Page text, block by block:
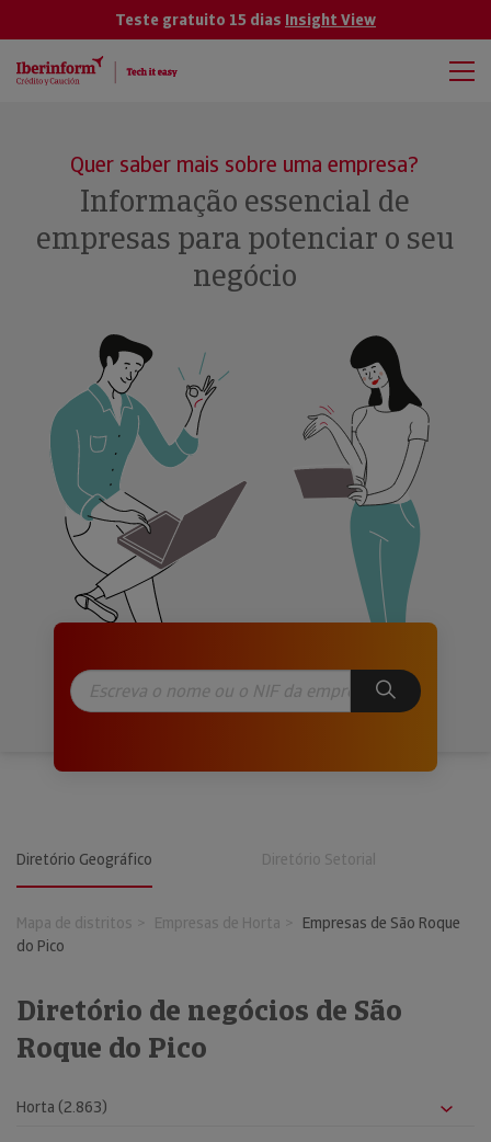
Teste gratuito 15 dias Insight View
Quer saber mais sobre uma empresa?
Informação essencial de
empresas para potenciar o seu
negócio
Diretório Geográfico Diretório Setorial
Mapa de distritos Empresas de Horta
Empresas de São Roque
do Pico
Diretório de negócios de São
Roque do Pico